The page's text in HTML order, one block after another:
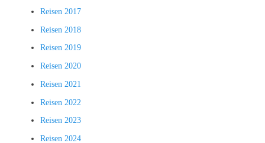
Reisen 2017
Reisen 2018
Reisen 2019
Reisen 2020
Reisen 2021
Reisen 2022
Reisen 2023
Reisen 2024